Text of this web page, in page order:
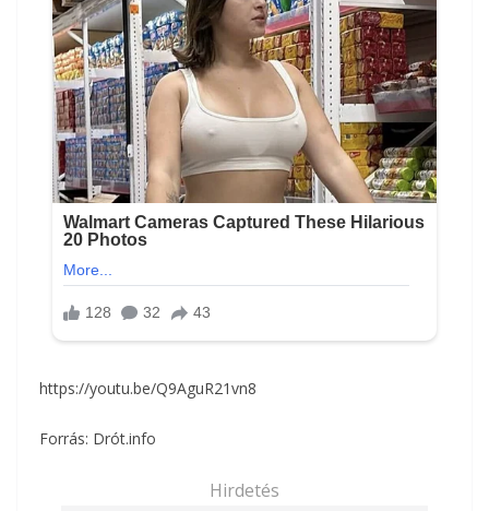
https://youtu.be/Q9AguR21vn8
Forrás: Drót.info
Hirdetés